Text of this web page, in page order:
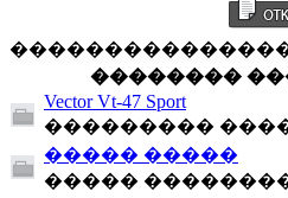
��������
Vector Vt-47 Sport
���������
����� �����
�����